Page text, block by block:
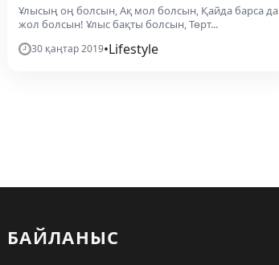
Ұлысың оң болсын, Ақ мол болсын, Қайда барса да
жол болсын! Ұлыс бақты болсын, Төрт...
30 қаңтар 2019•Lifestyle
БАЙЛАНЫС